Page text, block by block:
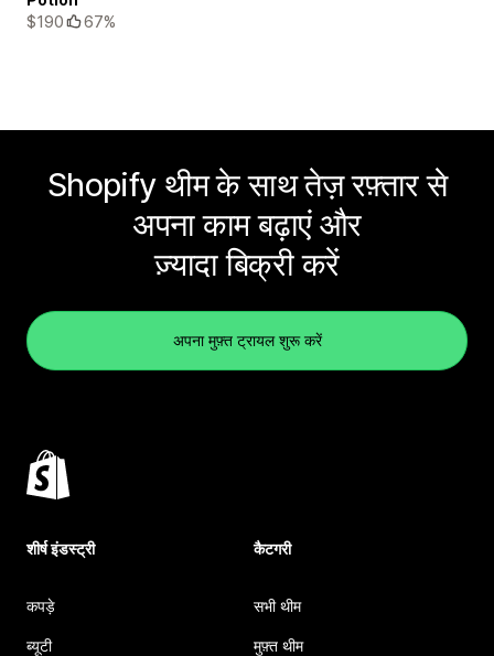
$190
67%
Shopify थीम के साथ तेज़ रफ़्तार से
अपना काम बढ़ाएं और
ज़्यादा बिक्री करें
अपना मुफ़्त ट्रायल शुरू करें
शीर्ष इंडस्ट्री
कपड़े
ब्यूटी
कैटगरी
सभी थीम
मुफ़्त थीम